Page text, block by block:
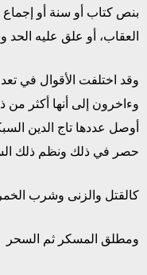
بنص كتاب أو سنة أو إجماع
العقاب، أو علق عليه الحد
وقد اختلفت الأقوال في
وءاخرون إلى أنها أكثر من
أوصل عددها تاج الدين
حصر في ذلك ونظم ذلك
كالقتل والزنى وشرب الخمر
ومطلق المسكر ثم السحر